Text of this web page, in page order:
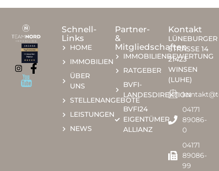
Schnell-
Links
HOME
IMMOBILIEN
ÜBER
UNS
STELLENANGEBOTE
LEISTUNGEN
NEWS
Partner-
&
Mitgliedschaften
IMMOBILIENBEWERTUNG
RATGEBER
BVFI-
LANDESDIREKTION
BVFI24
EIGENTÜMER
ALLIANZ
Kontakt
LÜNEBURGER
STRASSE 14
21423
WINSEN
(LUHE)
04171
89086-
0​​
04171
89086-
99